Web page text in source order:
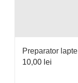
Preparator
10,00 lei